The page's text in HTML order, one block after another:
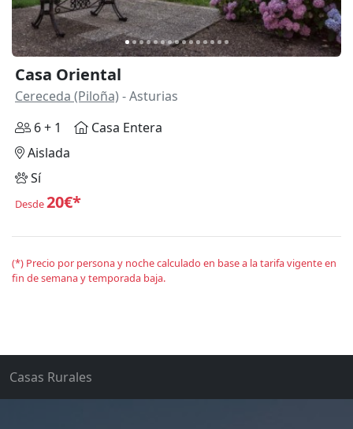
Casa Oriental
Cereceda (Piloña) - Asturias
6 + 1
Casa Entera
Aislada
Sí
Desde20€*
(*) Precio por persona y noche calculado en base a la tarifa vigente en
fin de semana y temporada baja.
Casas Rurales